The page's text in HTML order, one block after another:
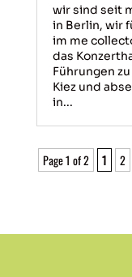
wir sind seit
in Berlin, wir
im me
das
Führungen
Kiez und
in...
Page 1 of 2 1 2